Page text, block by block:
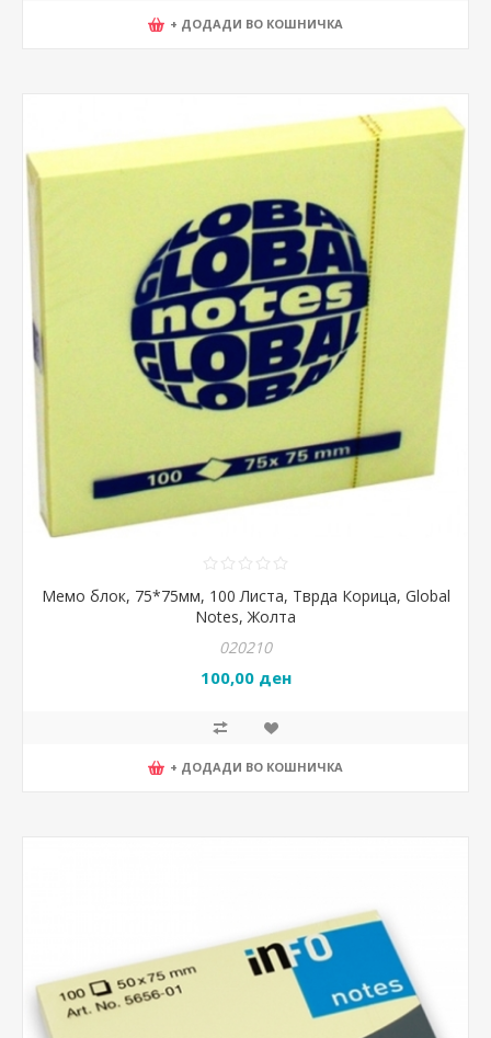
+ ДОДАДИ ВО КОШНИЧКА
Мемо блок, 75*75мм, 100 Листа, Тврда Корица, Global
Notes, Жолта
020210
100,00 ден
+ ДОДАДИ ВО КОШНИЧКА